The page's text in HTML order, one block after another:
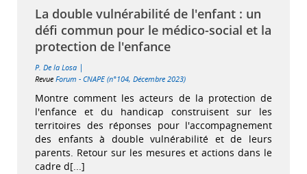
La double vulnérabilité de l'enfant : un
défi commun pour le médico-social et la
protection de l'enfance
P. De la Losa |
Revue Forum - CNAPE (n°104, Décembre 2023)
Montre comment les acteurs de la protection de
l'enfance et du handicap construisent sur les
territoires des réponses pour l'accompagnement
des enfants à double vulnérabilité et de leurs
parents. Retour sur les mesures et actions dans le
cadre d[...]